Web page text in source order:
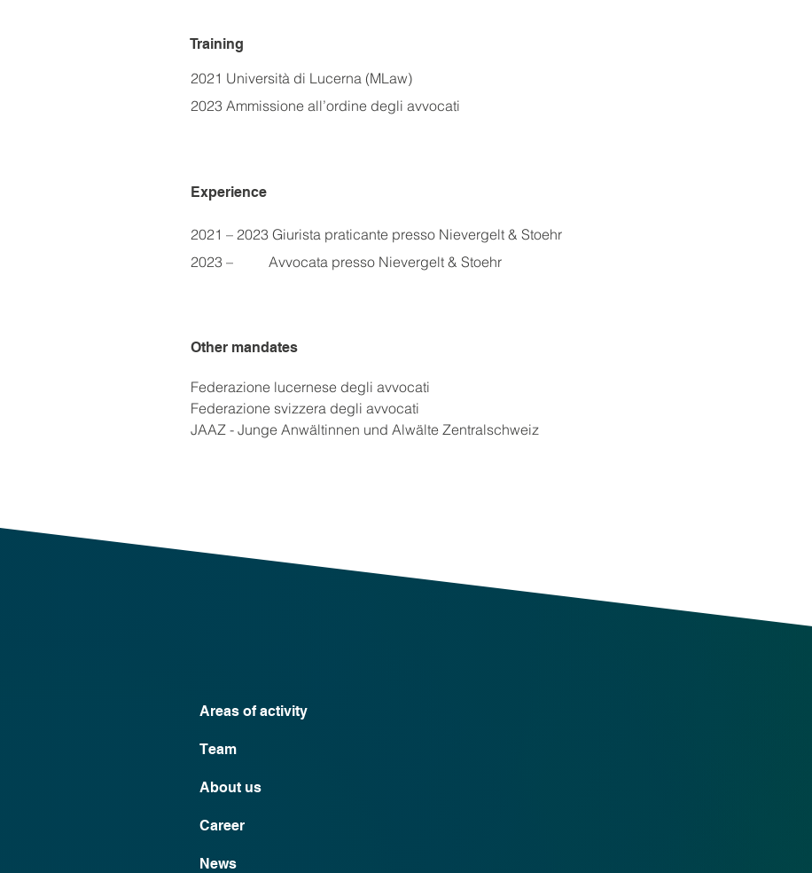
Training
2021 Università di Lucerna (MLaw)
2023 Ammissione all’ordine degli avvocati
Experience
2021 – 2023 Giurista praticante presso Nievergelt & Stoehr
2023 –          Avvocata presso Nievergelt & Stoehr
Other mandates
Federazione lucernese degli avvocati
Federazione svizzera degli avvocati
JAAZ - Junge Anwältinnen und Alwälte Zentralschweiz
Areas of activity
Team
About us
Career
News